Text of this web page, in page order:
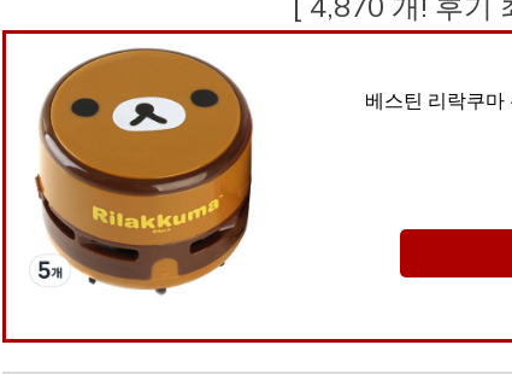
베스틴 리락쿠마